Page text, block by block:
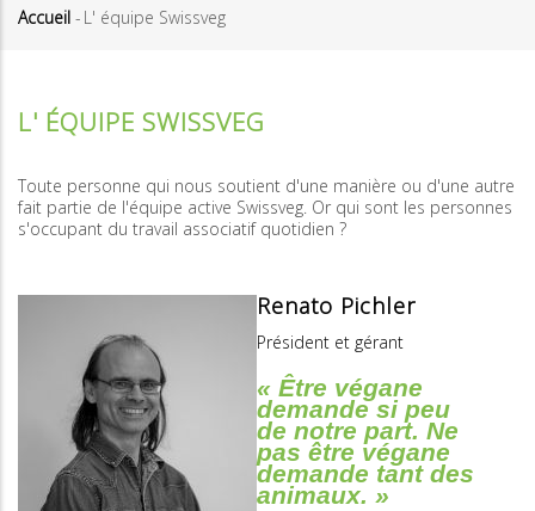
d'Ariane
Accueil - L' équipe Swissveg
L' ÉQUIPE SWISSVEG
Toute personne qui nous soutient d'une manière ou d'une autre
fait partie de l'équipe active Swissveg. Or qui sont les personnes
s'occupant du travail associatif quotidien ?
Renato Pichler
Président et gérant
« Être végane
demande si peu
de notre part. Ne
pas être végane
demande tant des
animaux. »